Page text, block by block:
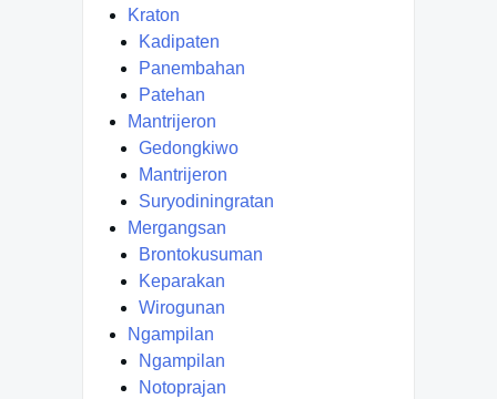
Kraton
Kadipaten
Panembahan
Patehan
Mantrijeron
Gedongkiwo
Mantrijeron
Suryodiningratan
Mergangsan
Brontokusuman
Keparakan
Wirogunan
Ngampilan
Ngampilan
Notoprajan